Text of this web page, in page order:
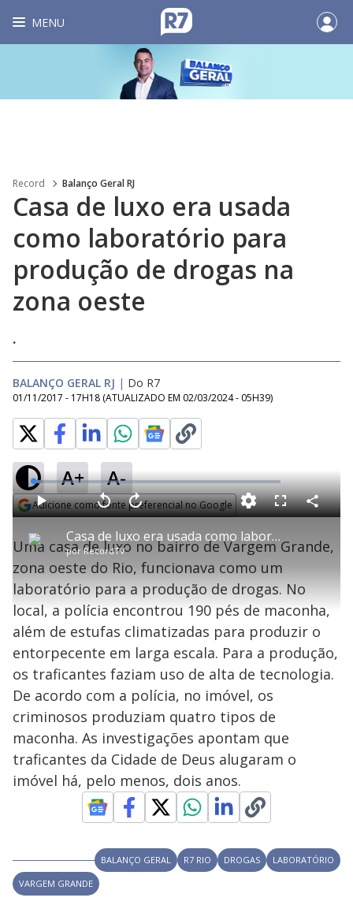
MENU
Record Balanço Geral RJ
Casa de luxo era usada
como laboratório para
produção de drogas na
zona oeste
.
BALANÇO GERAL RJ | Do R7
01/11/2017 - 17H18 (ATUALIZADO EM 02/03/2024 - 05H39)
A+ A-
Adicione como fonte preferencial no Google
P
l
a
y
V
i
d
e
Casa de luxo era usada como laboratório para produção de drogas na zona oeste
por RecordTV
P V
t
r
0
e
g
n
d
o
s
A
n
1
0
s
e
u
n
d
s
M
u
d
o
L
o
a
d
e
3
.
8
0
%
F
s
c
e
C
o
a
r
Uma casa de luxo no bairro de Vargem Grande,
zona oeste do Rio, funcionava como um
laboratório para a produção de drogas. No
local, a polícia encontrou 190 pés de maconha,
além de estufas climatizadas para produzir o
entorpecente em larga escala. Para a produção,
os traficantes faziam uso de alta de tecnologia.
De acordo com a polícia, no imóvel, os
criminosos produziam quatro tipos de
maconha. As investigações apontam que
traficantes da Cidade de Deus alugaram o
imóvel há, pelo menos, dois anos.
BALANÇO GERAL R7 RIO DROGAS
LABORATÓRIO
VARGEM GRANDE